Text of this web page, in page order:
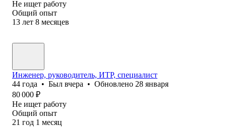
Не ищет работу
Общий опыт
13 лет 8 месяцев
Инженер, руководитель, ИТР, специалист
44 года • Был вчера • Обновлено 28 января
80 000 ₽
Не ищет работу
Общий опыт
21 год 1 месяц